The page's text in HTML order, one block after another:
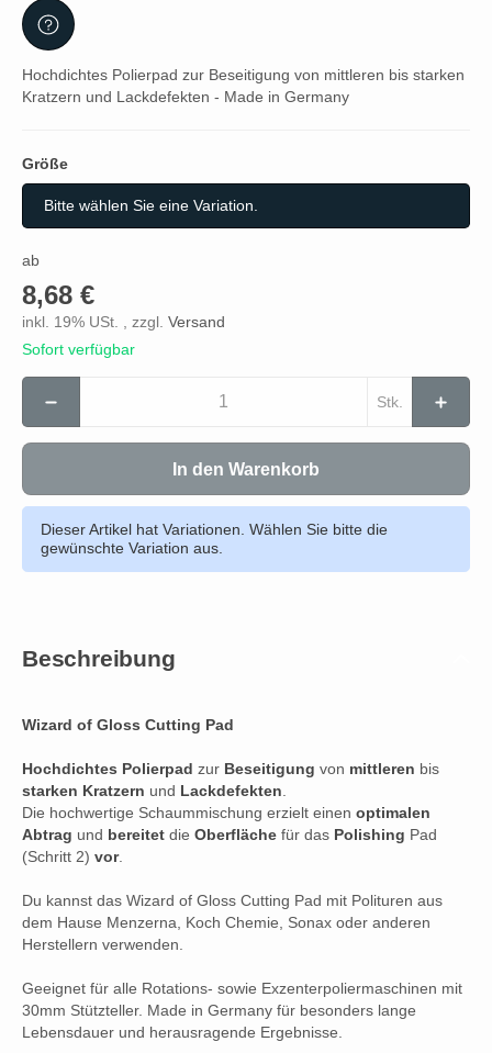
Hochdichtes Polierpad zur Beseitigung von mittleren bis starken
Kratzern und Lackdefekten - Made in Germany
Größe
Größe
Bitte wählen Sie eine Variation.
ab
8,68 €
inkl. 19% USt. , zzgl. Versand
Sofort verfügbar
Stk.
In den Warenkorb
Dieser Artikel hat Variationen. Wählen Sie bitte die
gewünschte Variation aus.
Beschreibung
Wizard of Gloss Cutting Pad
Hochdichtes Polierpad zur Beseitigung von mittleren bis
starken Kratzern und Lackdefekten
Die hochwertige Schaummischung erzielt einen optimalen
Abtrag und bereitet die Oberfläche für das Polishing Pad
(Schritt 2) vor.
Du kannst das Wizard of Gloss Cutting Pad mit Polituren aus
dem Hause Menzerna, Koch Chemie, Sonax oder anderen
Herstellern verwenden.
Geeignet für alle Rotations- sowie Exzenterpoliermaschinen mit
30mm Stützteller. Made in Germany für besonders lange
Lebensdauer und herausragende Ergebnisse.